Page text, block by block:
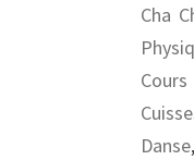
Cha
Danse,